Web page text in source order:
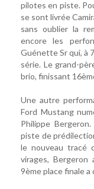
pilotes en piste.
se sont livrée
sans oublier la
encore les
Guénette Sr qui, à
série. Le grand-
brio, finissant
Une autre
Ford Mustang
Philippe
piste de
le nouveau tracé
virages, Bergeron
9ème place finale